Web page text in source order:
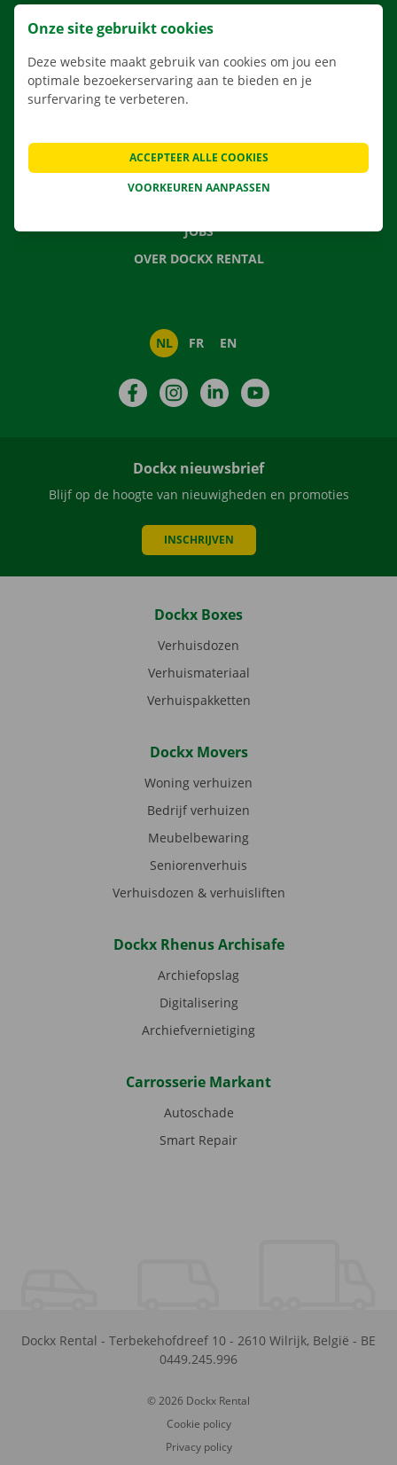
APP
VERHUISOPLOSSINGEN
VEELGESTELDE VRAGEN
NIEUWS
JOBS
OVER DOCKX RENTAL
NL FR EN
FacebookInstagramLinkedIn
Dockx nieuwsbrief
Blijf op de hoogte van nieuwigheden en promoties
INSCHRIJVEN
Dockx Boxes
Verhuisdozen
Verhuismateriaal
Verhuispakketten
Dockx Movers
Woning verhuizen
Bedrijf verhuizen
Meubelbewaring
Seniorenverhuis
Verhuisdozen & verhuisliften
Dockx Rhenus Archisafe
Archiefopslag
Digitalisering
Archiefvernietiging
Carrosserie Markant
Autoschade
Smart Repair
Dockx Rental - Terbekehofdreef 10 - 2610 Wilrijk, België - BE
0449.245.996
© 2026 Dockx Rental
Cookie policy
Privacy policy
Onze site gebruikt cookies
Deze website maakt gebruik van cookies om jou een
optimale bezoekerservaring aan te bieden en je
surfervaring te verbeteren.
VOORKEUREN AANPASSEN
ACCEPTEER ALLE COOKIES